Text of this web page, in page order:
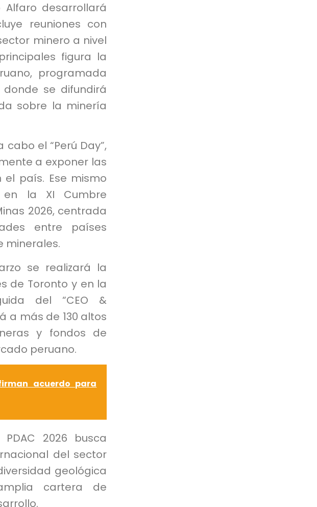
desarrollará
reuniones con
minero a nivel
figura la
programada
se difundirá
sobre la minería
el “Perú Day”,
a exponer las
país. Ese mismo
la XI Cumbre
2026, centrada
entre países
minerales.
se realizará la
de Toronto y en la
del “CEO &
a más de 130 altos
y fondos de
peruano.
acuerdo para
2026 busca
del sector
geológica
cartera de